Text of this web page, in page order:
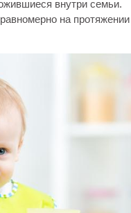
внутри семьи.
на